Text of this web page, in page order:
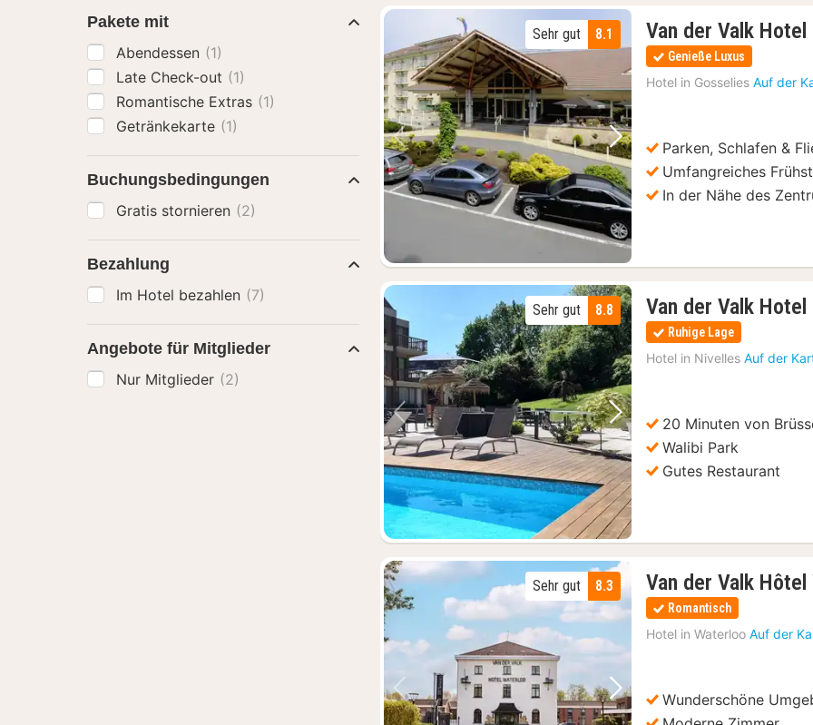
Vorheriges Bild Nächstes Bild
8.1
Sehr gut Van der Valk Hotel
Genieße Luxus
Hotel in Gosselies Auf der
Parken, Schlafen &
Umfangreiches
In der Nähe des
Vorheriges Bild Nächstes Bild
8.8
Sehr gut Van der Valk Hotel
Ruhige Lage
Hotel in Nivelles Auf der
20 Minuten von
Walibi Park
Gutes Restaurant
Vorheriges Bild Nächstes Bild
8.3
Sehr gut Van der Valk
Romantisch
Hotel in Waterloo Auf der
Wunderschöne
Pakete mit
Abendessen (1)
Late Check-out (1)
Romantische Extras (1)
Getränkekarte (1)
Buchungsbedingungen
Gratis stornieren (2)
Bezahlung
Im Hotel bezahlen (7)
Angebote für Mitglieder
Nur Mitglieder (2)